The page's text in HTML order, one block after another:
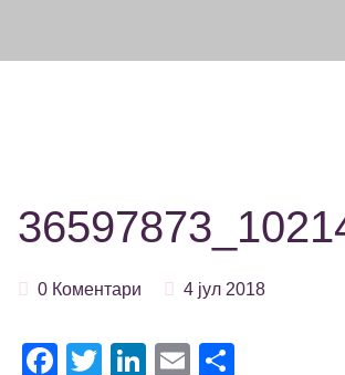
0 Коментари 4 јул 2018
Facebook
TwitterLinkedIn
Email